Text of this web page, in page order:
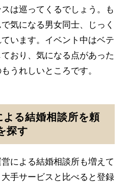
は巡ってくるでしょう。も
気になる男女同士、じっく
います。イベント中はベテ
おり、気になる点があった
うれしいところです。
る結婚相談所を頼
探す
による結婚相談所も増えて
手サービスと比べると登録